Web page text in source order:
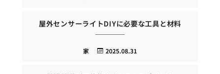
屋外センサーライトDIYに必要な工具と材料
2025.08.31
家